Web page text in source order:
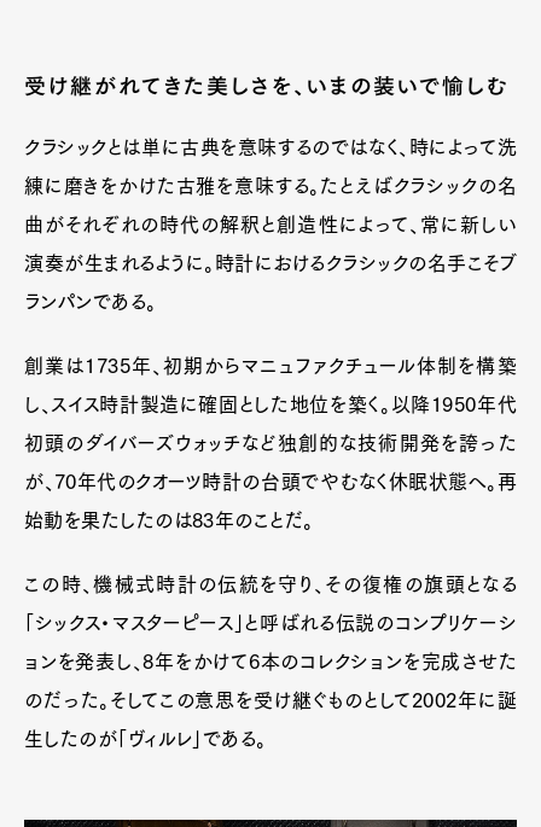
受け継がれてきた美しさを、いまの装いで愉しむ
クラシックとは単に古典を意味するのではなく、時によって洗
練に磨きをかけた古雅を意味する。たとえばクラシックの名
曲がそれぞれの時代の解釈と創造性によって、常に新しい
演奏が生まれるように。時計におけるクラシックの名手こそブ
ランパンである。
創業は1735年、初期からマニュファクチュール体制を構築
し、スイス時計製造に確固とした地位を築く。以降1950年代
初頭のダイバーズウォッチなど独創的な技術開発を誇った
が、70年代のクオーツ時計の台頭でやむなく休眠状態へ。再
始動を果たしたのは83年のことだ。
この時、機械式時計の伝統を守り、その復権の旗頭となる
「シックス・マスターピース」と呼ばれる伝説のコンプリケーシ
ョンを発表し、8年をかけて6本のコレクションを完成させた
のだった。そしてこの意思を受け継ぐものとして2002年に誕
生したのが「ヴィルレ」である。